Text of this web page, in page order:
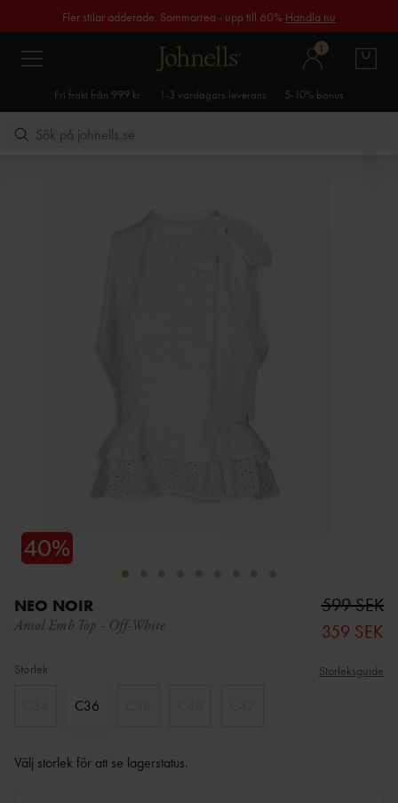
Fler stilar adderade. Sommarrea - upp till 60% Handla nu
1
Fri frakt från 999 kr 1-3 vardagars leverans 5-10% bonus
NEO NOIR
Ansol Emb Top - Off-White
599 SEK
359 SEK
Storlek Storleksguide
C36
Välj storlek för att se lagerstatus.